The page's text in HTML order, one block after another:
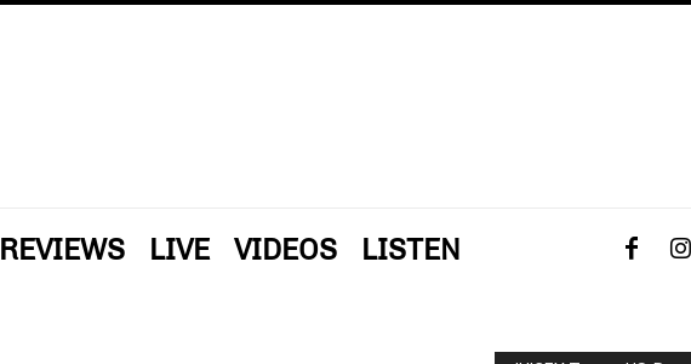
REVIEWS LIVE VIDEOS LISTEN